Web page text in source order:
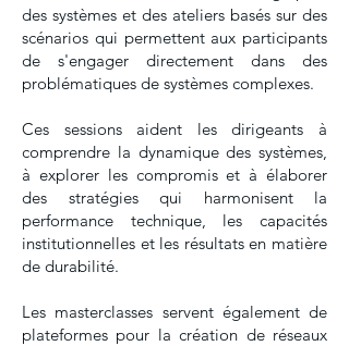
des systèmes et des ateliers basés sur des
scénarios qui permettent aux participants
de s'engager directement dans des
problématiques de systèmes complexes.
Ces sessions aident les dirigeants à
comprendre la dynamique des systèmes,
à explorer les compromis et à élaborer
des stratégies qui harmonisent la
performance technique, les capacités
institutionnelles et les résultats en matière
de durabilité.
Les masterclasses servent également de
plateformes pour la création de réseaux